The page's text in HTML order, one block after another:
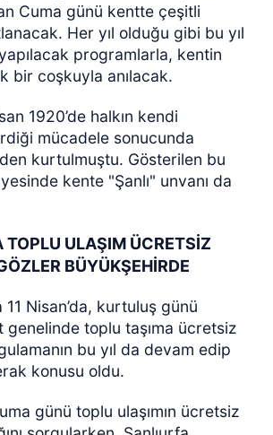
Cuma günü kentte çeşitli
Her yıl olduğu gibi bu yıl
yapılacak programlarla, kentin
bir coşkuyla anılacak.
1920’de halkın kendi
mücadele sonucunda
kurtulmuştu. Gösterilen bu
kente "Şanlı" unvanı da
TOPLU ULAŞIM ÜCRETSİZ
BÜYÜKŞEHİRDE
11 Nisan’da, kurtuluş günü
genelinde toplu taşıma ücretsiz
bu yıl da devam edip
konusu oldu.
günü toplu ulaşımın ücretsiz